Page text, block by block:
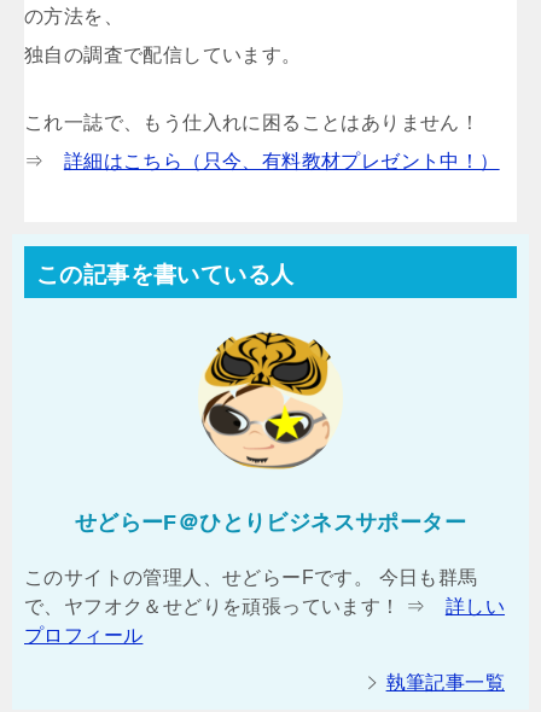
の方法を、
独自の調査で配信しています。
これ一誌で、もう仕入れに困ることはありません！
⇒ 詳細はこちら（只今、有料教材プレゼント中！）
この記事を書いている人
せどらーF＠ひとりビジネスサポーター
このサイトの管理人、せどらーFです。 今日も群馬
で、ヤフオク＆せどりを頑張っています！ ⇒ 詳しい
プロフィール
執筆記事一覧